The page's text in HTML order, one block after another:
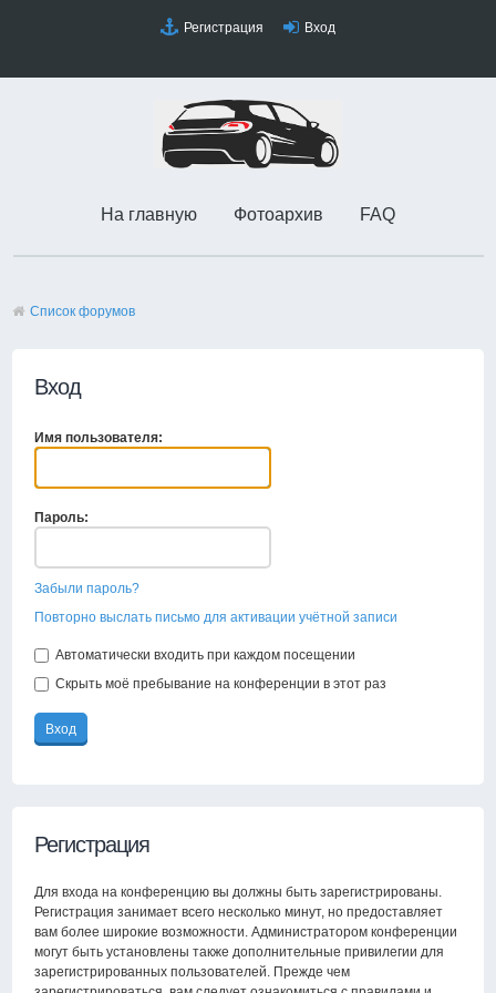
Регистрация Вход
На главную Фотоархив FAQ
Список форумов
Вход
Имя пользователя:
Пароль:
Забыли пароль?
Повторно выслать письмо для активации учётной записи
Автоматически входить при каждом посещении
Скрыть моё пребывание на конференции в этот раз
Регистрация
Для входа на конференцию вы должны быть зарегистрированы.
Регистрация занимает всего несколько минут, но предоставляет
вам более широкие возможности. Администратором конференции
могут быть установлены также дополнительные привилегии для
зарегистрированных пользователей. Прежде чем